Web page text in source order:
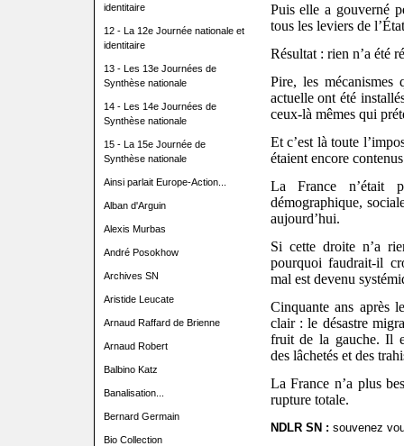
identitaire
12 - La 12e Journée nationale et
identitaire
13 - Les 13e Journées de
Synthèse nationale
14 - Les 14e Journées de
Synthèse nationale
15 - La 15e Journée de
Synthèse nationale
Ainsi parlait Europe-Action...
Alban d'Arguin
Alexis Murbas
André Posokhow
Archives SN
Aristide Leucate
Arnaud Raffard de Brienne
Arnaud Robert
Balbino Katz
Banalisation...
Bernard Germain
Bio Collection
Puis elle a gouverné
tous les leviers de
Résultat : rien n’a été
Pire, les
actuelle ont été
ceux-là mêmes qui
Et c’est là toute
étaient encore
La France n’était
démographique,
aujourd’hui.
Si cette droite n’a
pourquoi faudrait-il
mal est devenu
Cinquante ans après
clair : le désastre
fruit de la gauche. Il
des lâchetés et des
La France n’a plus
rupture totale.
NDLR SN : souvenez